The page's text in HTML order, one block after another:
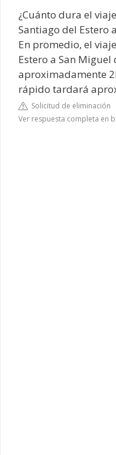
¿Cuánto dura el
Santiago del Estero
En promedio, el
Estero a San
aproximadamente
rápido tardará
Solicitud de eliminación
Ver respuesta completa en